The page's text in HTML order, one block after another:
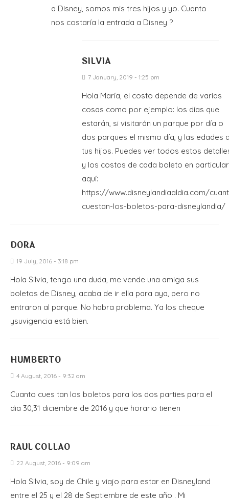
a Disney, somos mis tres hijos y yo. Cuanto
nos costaría la entrada a Disney ?
SILVIA
7 January, 2019 - 1:25 pm
Hola María, el costo depende de varias
cosas como por ejemplo: los días que
estarán, si visitarán un parque por día o
dos parques el mismo día, y las edades
tus hijos. Puedes ver todos estos
y los costos de cada boleto en particular
aquí:
https://www.disneylandiaaldia.com/
cuestan-los-boletos-para-disneylandia/
DORA
19 July, 2016 - 3:18 pm
Hola Silvia, tengo una duda, me vende una amiga sus
boletos de Disney, acaba de ir ella para aya, pero no
entraron al parque. No habra problema. Ya los cheque
ysuvigencia está bien.
HUMBERTO
4 August, 2016 - 9:32 am
Cuanto cues tan los boletos para los dos parties para el
dia 30,31 diciembre de 2016 y que horario tienen
RAUL COLLAO
22 August, 2016 - 9:09 am
Hola Silvia, soy de Chile y viajo para estar en Disneyland
entre el 25 y el 28 de Septiembre de este año . Mi